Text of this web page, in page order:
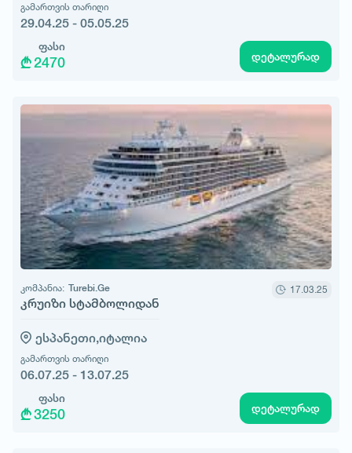
გამართვის თარიღი
29.04.25 - 05.05.25
ფასი
2470 დეტალურად
კომპანია: Turebi.Ge
კრუიზი სტამბოლიდან
17.03.25
ესპანეთი,იტალია
გამართვის თარიღი
06.07.25 - 13.07.25
ფასი
3250 დეტალურად